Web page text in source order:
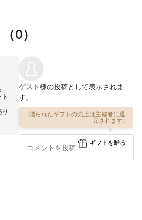
0）
ト
ゲスト様の投稿として表示されま
す。
贈られたギフトの売上は主催者に還
元されます!
ギフトを贈る